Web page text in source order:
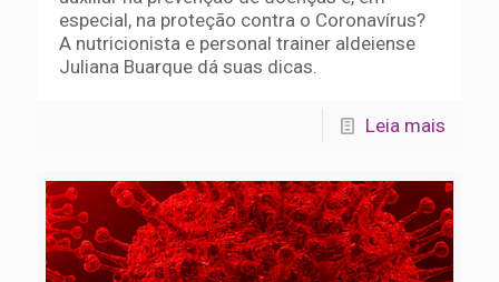
especial, na proteção contra o Coronavírus?
A nutricionista e personal trainer aldeiense
Juliana Buarque dá suas dicas.
Leia mais